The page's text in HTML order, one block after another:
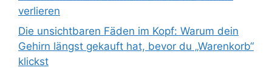
verlieren
Die unsichtbaren Fäden im Kopf: Warum dein
Gehirn längst gekauft hat, bevor du „Warenkorb“
klickst